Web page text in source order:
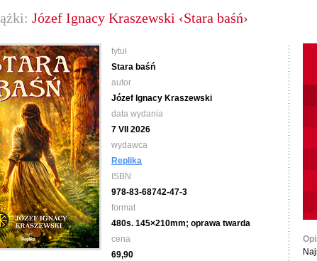
Józef Ignacy Kraszewski ‹Stara baśń›
tytuł
Stara baśń
autor
Józef Ignacy Kraszewski
data wydania
7 VII 2026
wydawca
Replika
ISBN
978-83-68742-47-3
format
480s. 145×210mm; oprawa twarda
cena
69,90